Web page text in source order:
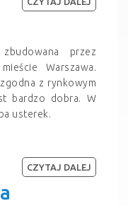
przez
Warszawa.
z rynkowym
bardzo dobra. W
usterek.
CZYTAJ DALEJ